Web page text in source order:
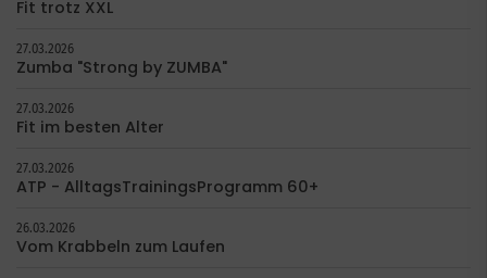
Fit trotz XXL
27.03.2026
Zumba "Strong by ZUMBA"
27.03.2026
Fit im besten Alter
27.03.2026
ATP - AlltagsTrainingsProgramm 60+
26.03.2026
Vom Krabbeln zum Laufen